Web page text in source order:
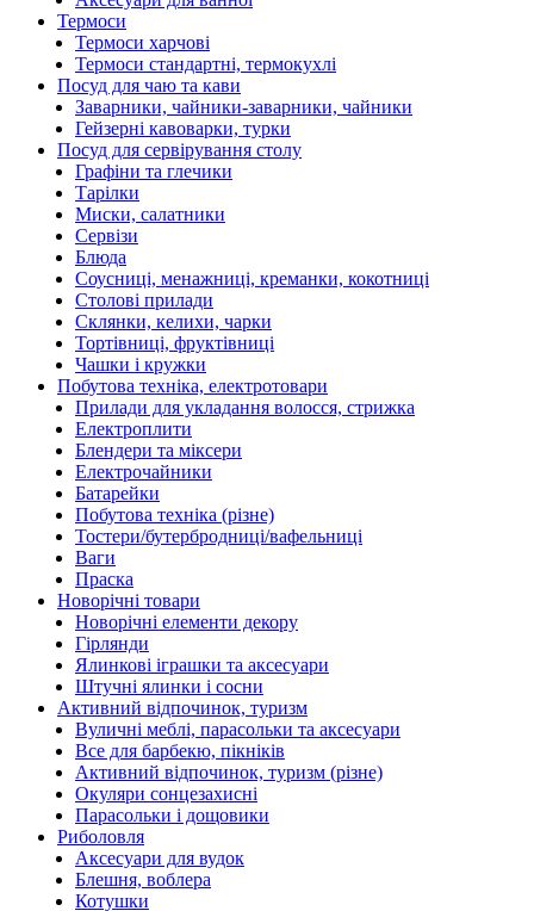
Термоси
Термоси харчові
Термоси стандартні, термокухлі
Посуд для чаю та кави
Заварники, чайники-заварники, чайники
Гейзерні кавоварки, турки
Посуд для сервірування столу
Графіни та глечики
Тарілки
Миски, салатники
Сервізи
Блюда
Соусниці, менажниці, креманки, кокотниці
Столові прилади
Склянки, келихи, чарки
Тортівниці, фруктівниці
Чашки і кружки
Побутова техніка, електротовари
Прилади для укладання волосся, стрижка
Електроплити
Блендери та міксери
Електрочайники
Батарейки
Побутова техніка (різне)
Тостери/бутербродниці/вафельниці
Ваги
Праска
Новорічні товари
Новорічні елементи декору
Гірлянди
Ялинкові іграшки та аксесуари
Штучні ялинки і сосни
Активний відпочинок, туризм
Вуличні меблі, парасольки та аксесуари
Все для барбекю, пікніків
Активний відпочинок, туризм (різне)
Окуляри сонцезахисні
Парасольки і дощовики
Риболовля
Аксесуари для вудок
Блешня, воблера
Котушки